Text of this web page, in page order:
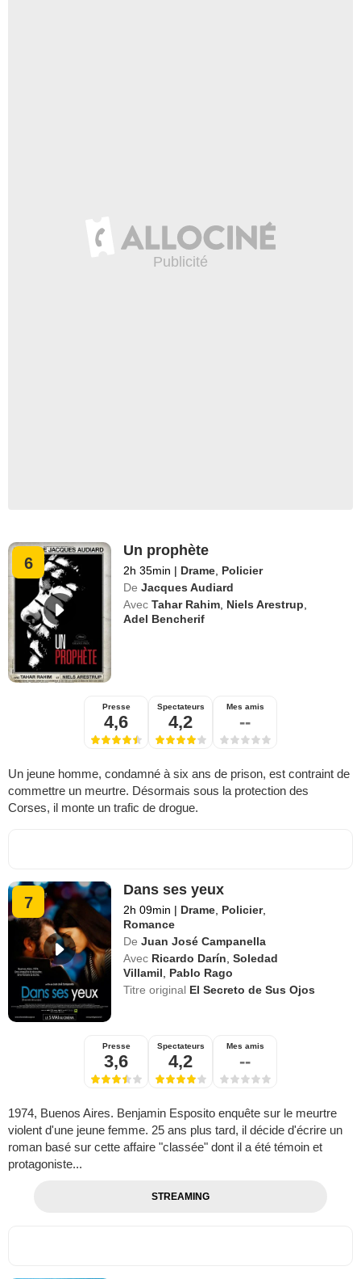
6
Un prophète
2h 35min | Drame Policier
De Jacques Audiard
Avec Tahar Rahim Niels Arestrup
Adel Bencherif
Presse
4,6
Spectateurs
4,2
Mes amis
--
Un jeune homme, condamné à six ans de prison, est contraint de
commettre un meurtre. Désormais sous la protection des
Corses, il monte un trafic de drogue.
7
Dans ses yeux
2h 09min | Drame Policier,
Romance
De Juan José Campanella
Avec Ricardo Darín ,Soledad
Villamil
Pablo Rago
Titre original El Secreto de Sus Ojos
Presse
3,6
Spectateurs
4,2
Mes amis
--
1974, Buenos Aires. Benjamin Esposito enquête sur le meurtre
violent d'une jeune femme. 25 ans plus tard, il décide d'écrire un
roman basé sur cette affaire "classée" dont il a été témoin et
protagoniste...
STREAMING